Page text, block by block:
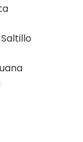
Saltillo